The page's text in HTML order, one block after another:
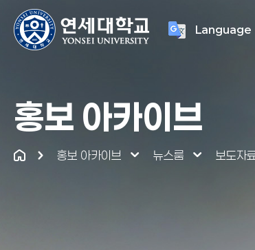
Language
연세대학교
홍보 아카이브
홍보 아카이브 뉴스룸 보도자